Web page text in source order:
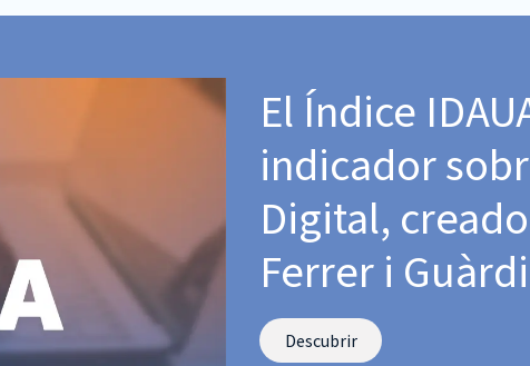
El Índice
indicador
Digital,
Ferrer i
Descu​​​​brir